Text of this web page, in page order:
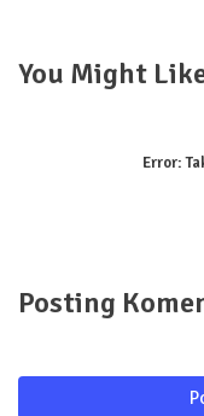
You Might
Error:
Posting